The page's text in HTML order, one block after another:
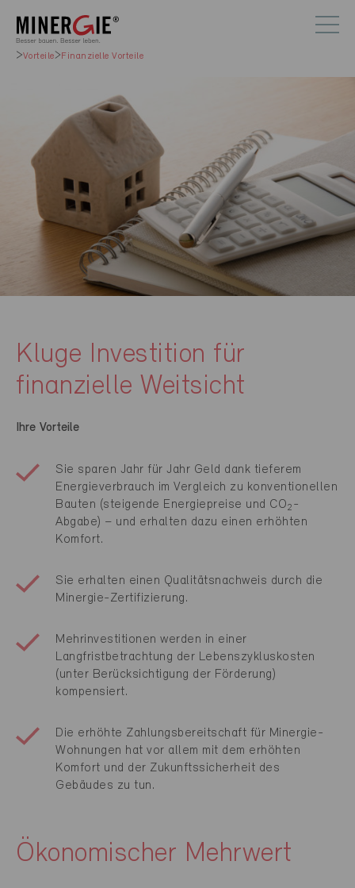
Vorteile Finanzielle Vorteile
Kluge Investition für
finanzielle Weitsicht
Ihre Vorteile
Sie sparen Jahr für Jahr Geld dank tieferem
Energieverbrauch im Vergleich zu konventionellen
Bauten (steigende Energiepreise und CO2 -
Abgabe) – und erhalten dazu einen erhöhten
Komfort.
Sie erhalten einen Qualitätsnachweis durch die
Minergie-Zertifizierung.
Mehrinvestitionen werden in einer
Langfristbetrachtung der Lebenszykluskosten
(unter Berücksichtigung der Förderung)
kompensiert.
Die erhöhte Zahlungsbereitschaft für Minergie-
Wohnungen hat vor allem mit dem erhöhten
Komfort und der Zukunftssicherheit des
Gebäudes zu tun.
Ökonomischer Mehrwert